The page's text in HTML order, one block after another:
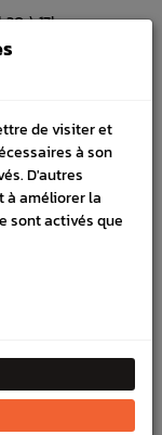
à 17h
avec DPD
de visiter et
à son
D'autres
à améliorer la
sont activés que